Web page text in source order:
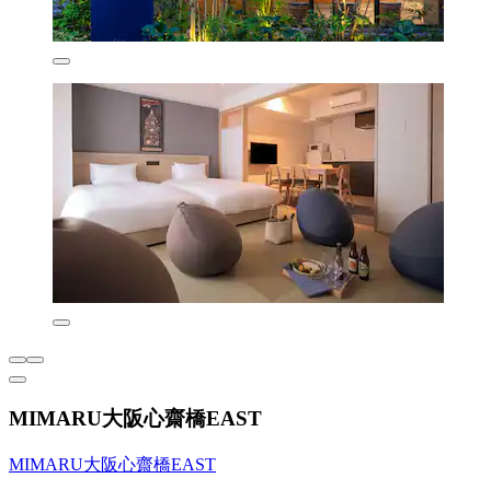
MIMARU大阪心齋橋EAST
MIMARU大阪心齋橋EAST